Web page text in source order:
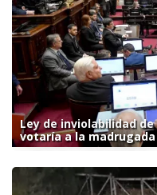
Ley de inviolabilidad
votaría a la madrugada